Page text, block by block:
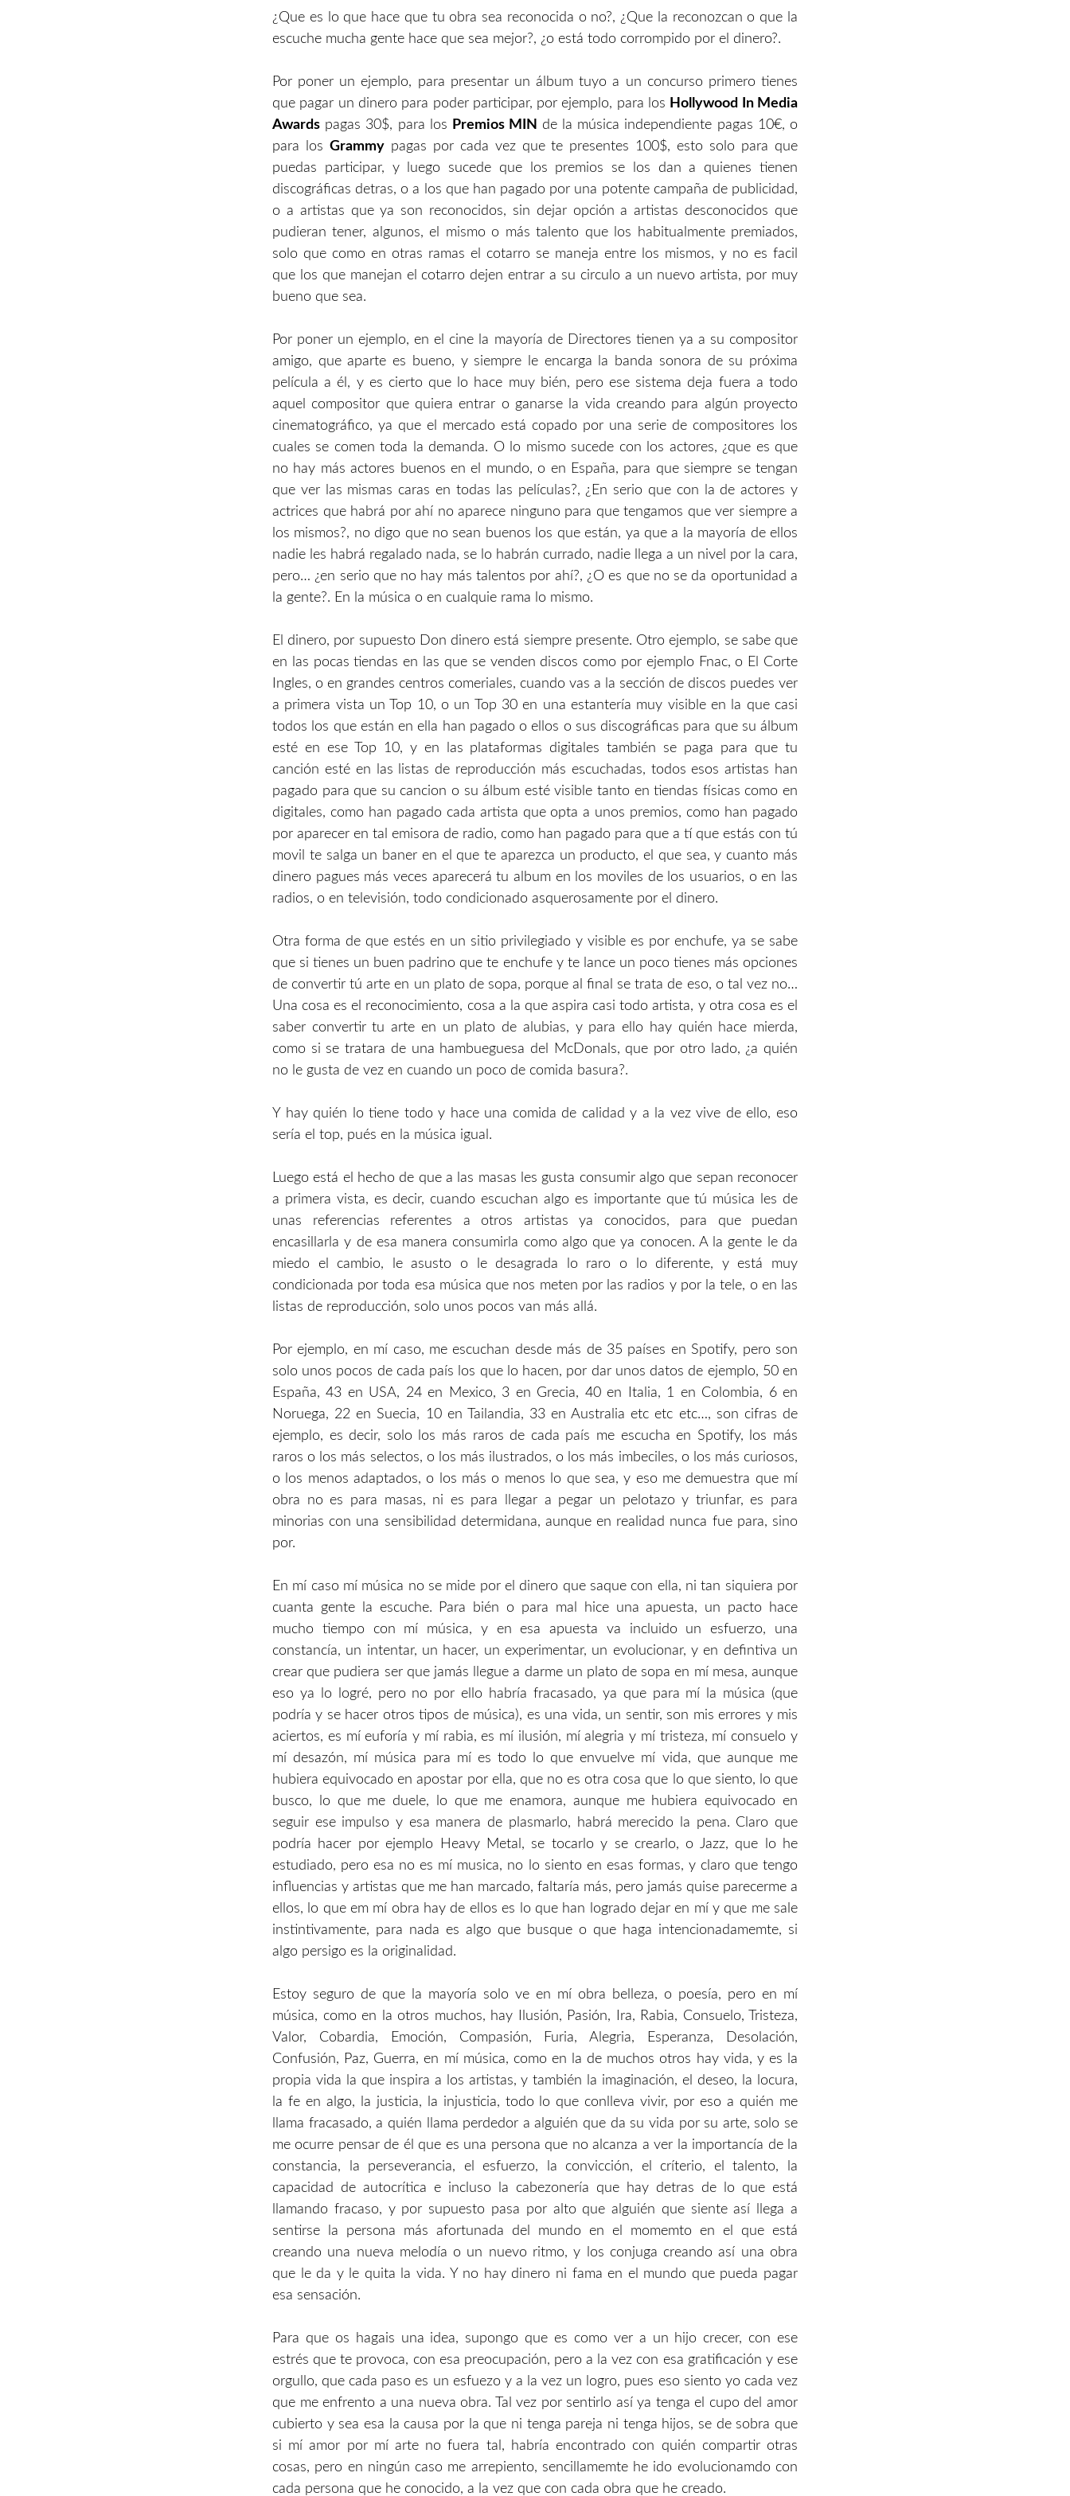
¿Que es lo que hace que tu obra sea reconocida o no?, ¿Que la reconozcan o que la
escuche mucha gente hace que sea mejor?, ¿o está todo corrompido por el dinero?.
Por poner un ejemplo, para presentar un álbum tuyo a un concurso primero tienes
que pagar un dinero para poder participar, por ejemplo, para los Hollywood In Media
Awards pagas 30$, para los Premios MIN de la música independiente pagas 10€, o
para los Grammypagas por cada vez que te presentes 100$, esto solo para que
puedas participar, y luego sucede que los premios se los dan a quienes tienen
discográficas detras, o a los que han pagado por una potente campaña de publicidad,
o a artistas que ya son reconocidos, sin dejar opción a artistas desconocidos que
pudieran tener, algunos, el mismo o más talento que los habitualmente premiados,
solo que como en otras ramas el cotarro se maneja entre los mismos, y no es facil
que los que manejan el cotarro dejen entrar a su circulo a un nuevo artista, por muy
bueno que sea.
Por poner un ejemplo, en el cine la mayoría de Directores tienen ya a su compositor
amigo, que aparte es bueno, y siempre le encarga la banda sonora de su próxima
película a él, y es cierto que lo hace muy bién, pero ese sistema deja fuera a todo
aquel compositor que quiera entrar o ganarse la vida creando para algún proyecto
cinematográfico, ya que el mercado está copado por una serie de compositores los
cuales se comen toda la demanda. O lo mismo sucede con los actores, ¿que es que
no hay más actores buenos en el mundo, o en España, para que siempre se tengan
que ver las mismas caras en todas las películas?, ¿En serio que con la de actores y
actrices que habrá por ahí no aparece ninguno para que tengamos que ver siempre a
los mismos?, no digo que no sean buenos los que están, ya que a la mayoría de ellos
nadie les habrá regalado nada, se lo habrán currado, nadie llega a un nivel por la cara,
pero… ¿en serio que no hay más talentos por ahí?, ¿O es que no se da oportunidad a
la gente?. En la música o en cualquie rama lo mismo.
El dinero, por supuesto Don dinero está siempre presente. Otro ejemplo, se sabe que
en las pocas tiendas en las que se venden discos como por ejemplo Fnac, o El Corte
Ingles, o en grandes centros comeriales, cuando vas a la sección de discos puedes ver
a primera vista un Top 10, o un Top 30 en una estantería muy visible en la que casi
todos los que están en ella han pagado o ellos o sus discográficas para que su álbum
esté en ese Top 10, y en las plataformas digitales también se paga para que tu
canción esté en las listas de reproducción más escuchadas, todos esos artistas han
pagado para que su cancion o su álbum esté visible tanto en tiendas físicas como en
digitales, como han pagado cada artista que opta a unos premios, como han pagado
por aparecer en tal emisora de radio, como han pagado para que a tí que estás con tú
movil te salga un baner en el que te aparezca un producto, el que sea, y cuanto más
dinero pagues más veces aparecerá tu album en los moviles de los usuarios, o en las
radios, o en televisión, todo condicionado asquerosamente por el dinero.
Otra forma de que estés en un sitio privilegiado y visible es por enchufe, ya se sabe
que si tienes un buen padrino que te enchufe y te lance un poco tienes más opciones
de convertir tú arte en un plato de sopa, porque al final se trata de eso, o tal vez no…
Una cosa es el reconocimiento, cosa a la que aspira casi todo artista, y otra cosa es el
saber convertir tu arte en un plato de alubias, y para ello hay quién hace mierda,
como si se tratara de una hambueguesa del McDonals, que por otro lado, ¿a quién
no le gusta de vez en cuando un poco de comida basura?.
Y hay quién lo tiene todo y hace una comida de calidad y a la vez vive de ello, eso
sería el top, pués en la música igual.
Luego está el hecho de que a las masas les gusta consumir algo que sepan reconocer
a primera vista, es decir, cuando escuchan algo es importante que tú música les de
unas referencias referentes a otros artistas ya conocidos, para que puedan
encasillarla y de esa manera consumirla como algo que ya conocen. A la gente le da
miedo el cambio, le asusto o le desagrada lo raro o lo diferente, y está muy
condicionada por toda esa música que nos meten por las radios y por la tele, o en las
listas de reproducción, solo unos pocos van más allá.
Por ejemplo, en mí caso, me escuchan desde más de 35 países en Spotify, pero son
solo unos pocos de cada país los que lo hacen, por dar unos datos de ejemplo, 50 en
España, 43 en USA, 24 en Mexico, 3 en Grecia, 40 en Italia, 1 en Colombia, 6 en
Noruega, 22 en Suecia, 10 en Tailandia, 33 en Australia etc etc etc…, son cifras de
ejemplo, es decir, solo los más raros de cada país me escucha en Spotify, los más
raros o los más selectos, o los más ilustrados, o los más imbeciles, o los más curiosos,
o los menos adaptados, o los más o menos lo que sea, y eso me demuestra que mí
obra no es para masas, ni es para llegar a pegar un pelotazo y triunfar, es para
minorias con una sensibilidad determidana, aunque en realidad nunca fue para, sino
por.
En mí caso mí música no se mide por el dinero que saque con ella, ni tan siquiera por
cuanta gente la escuche. Para bién o para mal hice una apuesta, un pacto hace
mucho tiempo con mí música, y en esa apuesta va incluido un esfuerzo, una
constancía, un intentar, un hacer, un experimentar, un evolucionar, y en defintiva un
crear que pudiera ser que jamás llegue a darme un plato de sopa en mí mesa, aunque
eso ya lo logré, pero no por ello habría fracasado, ya que para mí la música (que
podría y se hacer otros tipos de música), es una vida, un sentir, son mis errores y mis
aciertos, es mí euforía y mí rabia, es mí ilusión, mí alegria y mí tristeza, mí consuelo y
mí desazón, mí música para mí es todo lo que envuelve mí vida, que aunque me
hubiera equivocado en apostar por ella, que no es otra cosa que lo que siento, lo que
busco, lo que me duele, lo que me enamora, aunque me hubiera equivocado en
seguir ese impulso y esa manera de plasmarlo, habrá merecido la pena. Claro que
podría hacer por ejemplo Heavy Metal, se tocarlo y se crearlo, o Jazz, que lo he
estudiado, pero esa no es mí musica, no lo siento en esas formas, y claro que tengo
influencias y artistas que me han marcado, faltaría más, pero jamás quise parecerme a
ellos, lo que em mí obra hay de ellos es lo que han logrado dejar en mí y que me sale
instintivamente, para nada es algo que busque o que haga intencionadamemte, si
algo persigo es la originalidad.
Estoy seguro de que la mayoría solo ve en mí obra belleza, o poesía, pero en mí
música, como en la otros muchos, hay Ilusión, Pasión, Ira, Rabia, Consuelo, Tristeza,
Valor, Cobardia, Emoción, Compasión, Furia, Alegria, Esperanza, Desolación,
Confusión, Paz, Guerra, en mí música, como en la de muchos otros hay vida, y es la
propia vida la que inspira a los artistas, y también la imaginación, el deseo, la locura,
la fe en algo, la justicia, la injusticia, todo lo que conlleva vivir, por eso a quién me
llama fracasado, a quién llama perdedor a alguién que da su vida por su arte, solo se
me ocurre pensar de él que es una persona que no alcanza a ver la importancía de la
constancia, la perseverancia, el esfuerzo, la convicción, el críterio, el talento, la
capacidad de autocrítica e incluso la cabezonería que hay detras de lo que está
llamando fracaso, y por supuesto pasa por alto que alguién que siente así llega a
sentirse la persona más afortunada del mundo en el momemto en el que está
creando una nueva melodía o un nuevo ritmo, y los conjuga creando así una obra
que le da y le quita la vida. Y no hay dinero ni fama en el mundo que pueda pagar
esa sensación.
Para que os hagais una idea, supongo que es como ver a un hijo crecer, con ese
estrés que te provoca, con esa preocupación, pero a la vez con esa gratificación y ese
orgullo, que cada paso es un esfuezo y a la vez un logro, pues eso siento yo cada vez
que me enfrento a una nueva obra. Tal vez por sentirlo así ya tenga el cupo del amor
cubierto y sea esa la causa por la que ni tenga pareja ni tenga hijos, se de sobra que
si mí amor por mí arte no fuera tal, habría encontrado con quién compartir otras
cosas, pero en ningún caso me arrepiento, sencillamemte he ido evolucionamdo con
cada persona que he conocido, a la vez que con cada obra que he creado.